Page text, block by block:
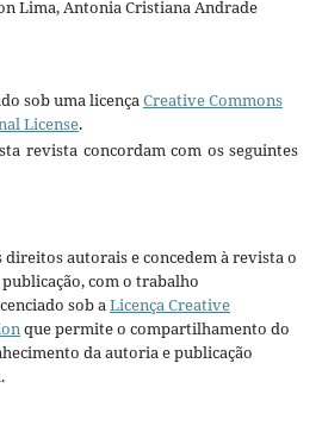
Lima, Antonia Cristiana Andrade
sob uma licençaCreative Commons
License.
revista concordam com os seguintes
autorais e concedem à revista o
com o trabalho
sob aLicença Creative
que permite o compartilhamento do
da autoria e publicação